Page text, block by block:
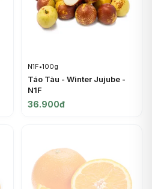
N1F•100g
Táo Tàu - Winter Jujube -
N1F
36.900đ